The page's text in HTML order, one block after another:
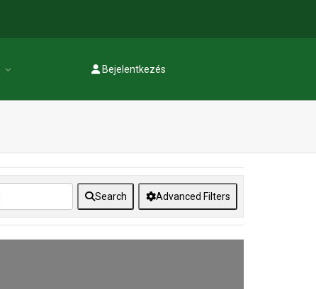
Bejelentkezés
Search Advanced Filters